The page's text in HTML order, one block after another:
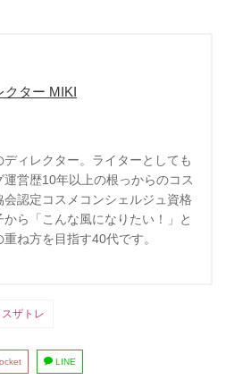
クター MIKI
ィレクター。ライターとしても
営歴10年以上の根っからのコス
認定コスメコンシェルジュ資格
ら「こんな風になりたい！」と
ね方を目指す40代です。
スザトレ
LINE